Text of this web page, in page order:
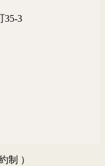
35-3
制 ）